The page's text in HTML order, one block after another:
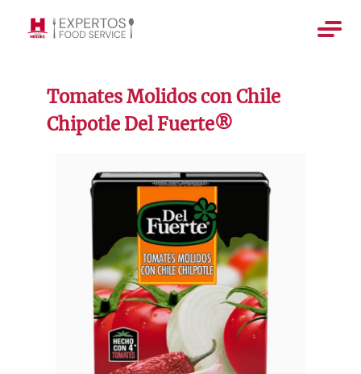
Tomates Molidos con Chile
Chipotle Del Fuerte®